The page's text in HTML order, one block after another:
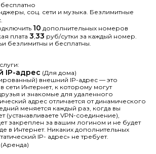
соц. сети и музыка. Безлимитные
10 дополнительных номеров
плата 3 33 руб/сутки за каждый номер.
безлимитны и бесплатны.
IP-адрес (Для дома)
внешний IP-адрес — это
сети Интернет, к которому могут
и знакомые для удаленного
адрес отличается от динамического
меняется каждый раз, когда вы
(устанавливаете VPN-соединение),
закреплен за вашим логином и не будет
в Интернет. Никаких дополнительных
IP- адрес» не требует.